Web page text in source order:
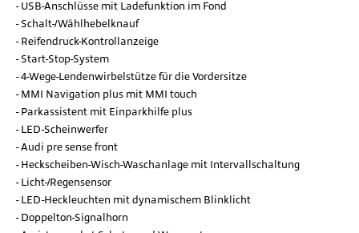
USB-Anschlüsse mit Ladefunktion im Fond
Schalt-/Wählhebelknauf
Reifendruck-Kontrollanzeige
Start-Stop-System
4-Wege-Lendenwirbelstütze für die Vordersitze
MMI Navigation plus mit MMI touch
Parkassistent mit Einparkhilfe plus
LED-Scheinwerfer
Audi pre sense front
Heckscheiben-Wisch-Waschanlage mit Intervallschaltung
Licht-/Regensensor
LED-Heckleuchten mit dynamischem Blinklicht
Doppelton-Signalhorn